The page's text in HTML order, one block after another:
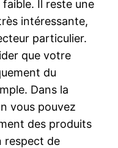
Il reste une
intéressante,
particulier.
que votre
du
Dans la
vous pouvez
des produits
respect de